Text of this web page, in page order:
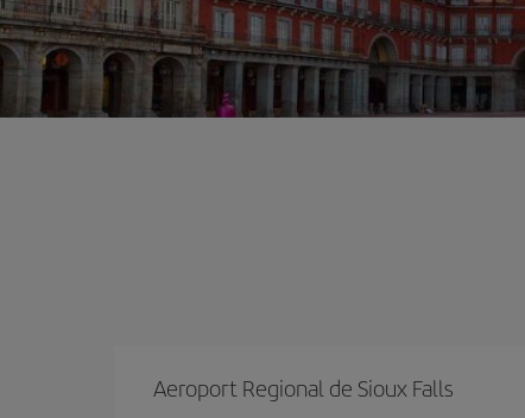
Aeroport Regional de Sioux Falls